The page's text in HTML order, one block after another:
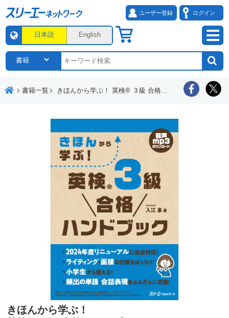
ユーザー登録 ログイン
日本語 English
書籍一覧 きほんから学ぶ！ 英検® ３級 合格ハンドブック
きほんから学ぶ！